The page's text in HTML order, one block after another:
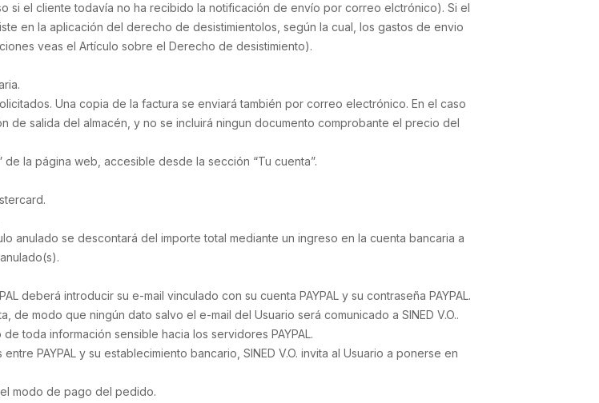
el cliente todavía no ha recibido la notificación de envío por correo elctrónico). Si el
en la aplicación del derecho de desistimientolos, según la cual, los gastos de envio
veas el Artículo sobre el Derecho de desistimiento).
Una copia de la factura se enviará también por correo electrónico. En el caso
salida del almacén, y no se incluirá ningun documento comprobante el precio del
la página web, accesible desde la sección “Tu cuenta”.
anulado se descontará del importe total mediante un ingreso en la cuenta bancaria a
deberá introducir su e-mail vinculado con su cuenta PAYPAL y su contraseña PAYPAL.
modo que ningún dato salvo el e-mail del Usuario será comunicado a SINED V.O..
toda información sensible hacia los servidores PAYPAL.
PAYPAL y su establecimiento bancario, SINED V.O. invita al Usuario a ponerse en
modo de pago del pedido.